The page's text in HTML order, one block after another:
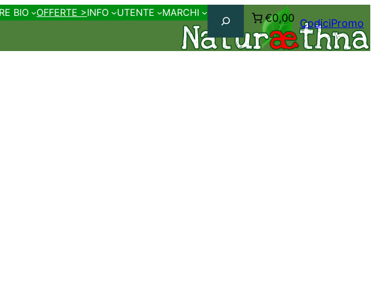
BIO OFFERTE >INFO UTENTE MARCHI Cerca €0,00 CodiciPromo